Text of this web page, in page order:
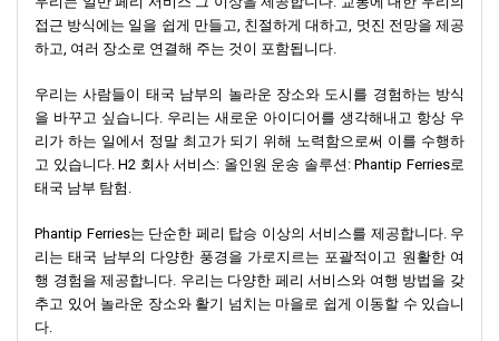
접근 방식에는 일을 쉽게 만들고, 친절하게 대하고, 멋진 전망을 제공
하고, 여러 장소로 연결해 주는 것이 포함됩니다.
우리는 사람들이 태국 남부의 놀라운 장소와 도시를 경험하는 방식
을 바꾸고 싶습니다. 우리는 새로운 아이디어를 생각해내고 항상 우
리가 하는 일에서 정말 최고가 되기 위해 노력함으로써 이를 수행하
고 있습니다. H2 회사 서비스: 올인원 운송 솔루션: Phantip Ferries로
태국 남부 탐험.
Phantip Ferries는 단순한 페리 탑승 이상의 서비스를 제공합니다. 우
리는 태국 남부의 다양한 풍경을 가로지르는 포괄적이고 원활한 여
행 경험을 제공합니다. 우리는 다양한 페리 서비스와 여행 방법을 갖
추고 있어 놀라운 장소와 활기 넘치는 마을로 쉽게 이동할 수 있습니
다.